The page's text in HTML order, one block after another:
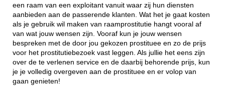
een raam van een exploitant vanuit waar zij hun diensten
aanbieden aan de passerende klanten. Wat het je gaat kosten
als je gebruik wil maken van raamprostitutie hangt vooral af
van wat jouw wensen zijn. Vooraf kun je jouw wensen
bespreken met de door jou gekozen prostituee en zo de prijs
voor het prostitutiebezoek vast leggen. Als jullie het eens zijn
over de te verlenen service en de daarbij behorende prijs, kun
je je volledig overgeven aan de prostituee en er volop van
gaan genieten!